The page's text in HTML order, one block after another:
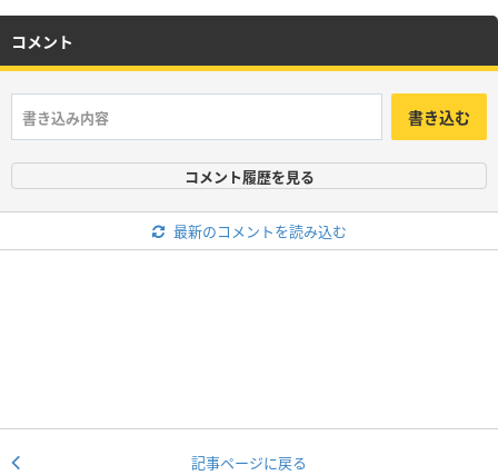
コメント
書き込む
コメント履歴を見る
最新のコメントを読み込む
記事ページに戻る